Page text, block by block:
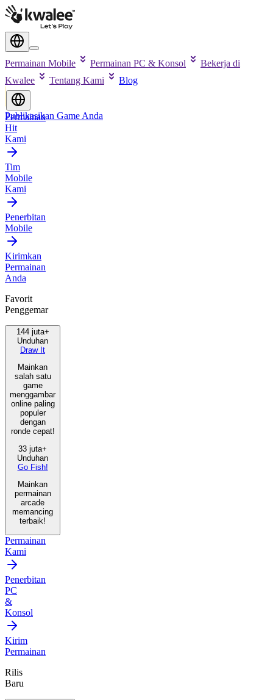
Permainan Mobile Permainan PC & Konsol
Bekerja di
Kwalee
Tentang Kami Blog
Publikasikan Game Anda
Permainan
Hit
Kami
Tim
Mobile
Kami
Penerbitan
Mobile
Kirimkan
Permainan
Anda
Favorit
Penggemar
144 juta+
Unduhan
Draw It
Mainkan
salah satu
game
menggambar
online paling
populer
dengan
ronde cepat!
33 juta+
Unduhan
Go Fish!
Mainkan
permainan
arcade
memancing
terbaik!
Permainan
Kami
Penerbitan
PC
&
Konsol
Kirim
Permainan
Rilis
Baru